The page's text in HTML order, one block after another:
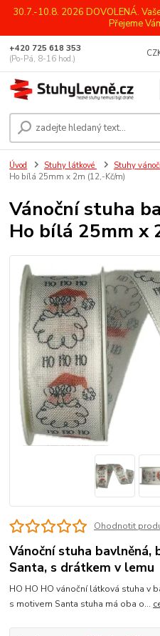
30.7.-10.8. 2026 DOVOLENÁ.
Přejeme
+420 725 618 353
(Po-Pá, 8-16 hod.)
Úvod Stuhy látkové Stuhy
Ho bílá 25mm x 2m (12,-Kč/m)
Vánoční stuha
Ho bílá 25mm x
Ohodnotit
Vánoční stuha
Santa, s drátkem v lemu
HO HO HO vánoční látková stuha v
s motivem Santa stuha má oba o...